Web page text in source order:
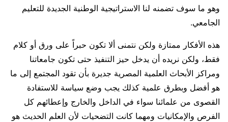
وهو ما سوف تضمنه لنا الاستراتيجية الوطنية الجديدة للتعليم
الجامعي.
هذه الأفكار ممتازة ولكن نتمنى ألا تكون حبراً على ورق أو كلام
فقط، ولكن نريده أن يدخل حيز التنفيذ حتى تكون جامعاتنا
ومراكز الأبحاث العلمية المصرية جديرة بأن تقود المجتمع إلى ما
هو أفضل وبطرق علمية كذلك يجب وضع سياسة للاستفادة
القصوى من علمائنا سواء في الداخل والخارج وإعطائهم كل
الفرص والإمكانيات ومهما كانت التضحيات لأن العلم الحديث هو